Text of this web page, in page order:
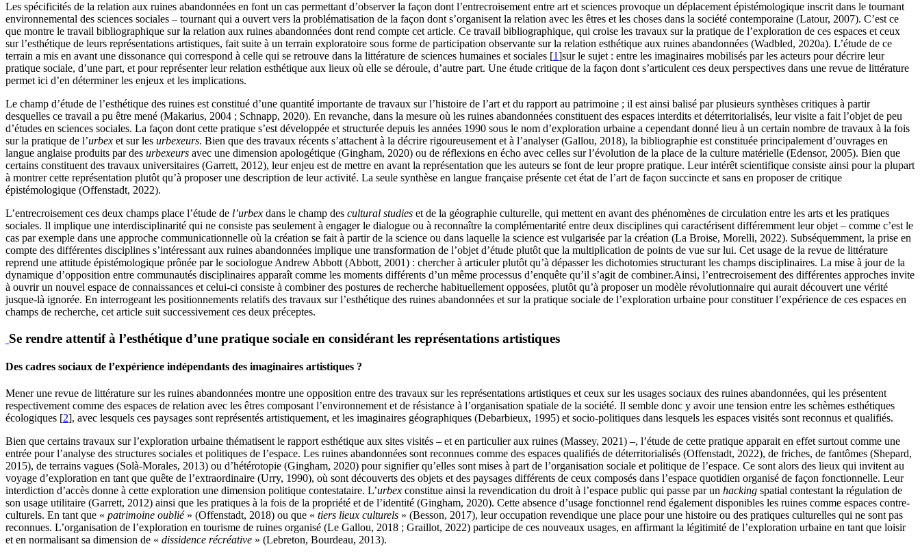
Les spécificités de la relation aux ruines abandonnées en font un cas permettant d’observer la façon dont l’entrecroisement entre art et sciences provoque un déplacement épistémologique inscrit dans le tournant
environnemental des sciences sociales – tournant qui a ouvert vers la problématisation de la façon dont s’organisent la relation avec les êtres et les choses dans la société contemporaine (Latour, 2007). C’est ce
que montre le travail bibliographique sur la relation aux ruines abandonnées dont rend compte cet article. Ce travail bibliographique, qui croise les travaux sur la pratique de l’exploration de ces espaces et ceux
sur l’esthétique de leurs représentations artistiques, fait suite à un terrain exploratoire sous forme de participation observante sur la relation esthétique aux ruines abandonnées (Wadbled, 2020a). L’étude de ce
terrain a mis en avant une dissonance qui correspond à celle qui se retrouve dans la littérature de sciences humaines et sociales [1]sur le sujet : entre les imaginaires mobilisés par les acteurs pour décrire leur
pratique sociale, d’une part, et pour représenter leur relation esthétique aux lieux où elle se déroule, d’autre part. Une étude critique de la façon dont s’articulent ces deux perspectives dans une revue de littérature
permet ici d’en déterminer les enjeux et les implications.
Le champ d’étude de l’esthétique des ruines est constitué d’une quantité importante de travaux sur l’histoire de l’art et du rapport au patrimoine ; il est ainsi balisé par plusieurs synthèses critiques à partir
desquelles ce travail a pu être mené (Makarius, 2004 ; Schnapp, 2020). En revanche, dans la mesure où les ruines abandonnées constituent des espaces interdits et déterritorialisés, leur visite a fait l’objet de peu
d’études en sciences sociales. La façon dont cette pratique s’est développée et structurée depuis les années 1990 sous le nom d’exploration urbaine a cependant donné lieu à un certain nombre de travaux à la fois
sur la pratique de l’urbex et sur les urbexeurs. Bien que des travaux récents s’attachent à la décrire rigoureusement et à l’analyser (Gallou, 2018), la bibliographie est constituée principalement d’ouvrages en
langue anglaise produits par des urbexeurs avec une dimension apologétique (Gingham, 2020) ou de réflexions en écho avec celles sur l’évolution de la place de la culture matérielle (Edensor, 2005). Bien que
certains constituent des travaux universitaires (Garrett, 2012), leur enjeu est de mettre en avant la représentation que les auteurs se font de leur propre pratique. Leur intérêt scientifique consiste ainsi pour la plupart
à montrer cette représentation plutôt qu’à proposer une description de leur activité. La seule synthèse en langue française présente cet état de l’art de façon succincte et sans en proposer de critique
épistémologique (Offenstadt, 2022).
L’entrecroisement ces deux champs place l’étude de l’urbex dans le champ des cultural studies et de la géographie culturelle, qui mettent en avant des phénomènes de circulation entre les arts et les pratiques
sociales. Il implique une interdisciplinarité qui ne consiste pas seulement à engager le dialogue ou à reconnaître la complémentarité entre deux disciplines qui caractérisent différemment leur objet – comme c’est le
cas par exemple dans une approche communicationnelle où la création se fait à partir de la science ou dans laquelle la science est vulgarisée par la création (La Broise, Morelli, 2022). Subséquemment, la prise en
compte des différentes disciplines s’intéressant aux ruines abandonnées implique une transformation de l’objet d’étude plutôt que la multiplication de points de vue sur lui. Cet usage de la revue de littérature
reprend une attitude épistémologique prônée par le sociologue Andrew Abbott (Abbott, 2001) : chercher à articuler plutôt qu’à dépasser les dichotomies structurant les champs disciplinaires. La mise à jour de la
dynamique d’opposition entre communautés disciplinaires apparaît comme les moments différents d’un même processus d’enquête qu’il s’agit de combiner.Ainsi, l’entrecroisement des différentes approches invite
à ouvrir un nouvel espace de connaissances et celui-ci consiste à combiner des postures de recherche habituellement opposées, plutôt qu’à proposer un modèle révolutionnaire qui aurait découvert une vérité
jusque-là ignorée. En interrogeant les positionnements relatifs des travaux sur l’esthétique des ruines abandonnées et sur la pratique sociale de l’exploration urbaine pour constituer l’expérience de ces espaces en
champs de recherche, cet article suit successivement ces deux préceptes.
Se rendre attentif à l’esthétique d’une pratique sociale en considérant les représentations artistiques
Des cadres sociaux de l’expérience indépendants des imaginaires artistiques ?
Mener une revue de littérature sur les ruines abandonnées montre une opposition entre des travaux sur les représentations artistiques et ceux sur les usages sociaux des ruines abandonnées, qui les présentent
respectivement comme des espaces de relation avec les êtres composant l’environnement et de résistance à l’organisation spatiale de la société. Il semble donc y avoir une tension entre les schèmes esthétiques
écologiques [2], avec lesquels ces paysages sont représentés artistiquement, et les imaginaires géographiques (Debarbieux, 1995) et socio-politiques dans lesquels les espaces visités sont reconnus et qualifiés.
Bien que certains travaux sur l’exploration urbaine thématisent le rapport esthétique aux sites visités – et en particulier aux ruines (Massey, 2021) –, l’étude de cette pratique apparait en effet surtout comme une
entrée pour l’analyse des structures sociales et politiques de l’espace. Les ruines abandonnées sont reconnues comme des espaces qualifiés de déterritorialisés (Offenstadt, 2022), de friches, de fantômes (Shepard,
2015), de terrains vagues (Solà-Morales, 2013) ou d’hétérotopie (Gingham, 2020) pour signifier qu’elles sont mises à part de l’organisation sociale et politique de l’espace. Ce sont alors des lieux qui invitent au
voyage d’exploration en tant que quête de l’extraordinaire (Urry, 1990), où sont découverts des objets et des paysages différents de ceux composés dans l’espace quotidien organisé de façon fonctionnelle. Leur
interdiction d’accès donne à cette exploration une dimension politique contestataire. L’urbex constitue ainsi la revendication du droit à l’espace public qui passe par un hacking spatial contestant la régulation de
son usage utilitaire (Garrett, 2012) ainsi que les pratiques à la fois de la propriété et de l’identité (Gingham, 2020). Cette absence d’usage fonctionnel rend également disponibles les ruines comme espaces contre-
culturels. En tant que « patrimoine oublié» (Offenstadt, 2018) ou que « tiers lieux culturels » (Besson, 2017), leur occupation revendique une place pour une histoire ou des pratiques culturelles qui ne sont pas
reconnues. L’organisation de l’exploration en tourisme de ruines organisé (Le Gallou, 2018 ; Graillot, 2022) participe de ces nouveaux usages, en affirmant la légitimité de l’exploration urbaine en tant que loisir
et en normalisant sa dimension de « dissidence récréative » (Lebreton, Bourdeau, 2013).